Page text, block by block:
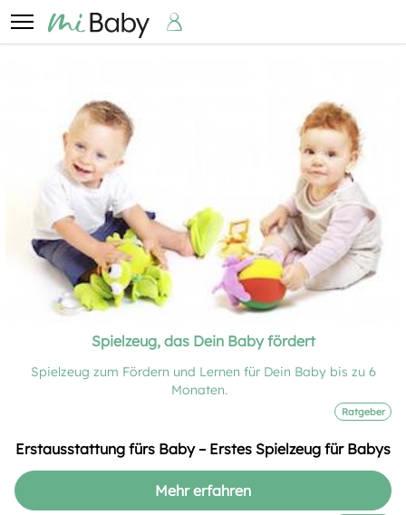
Spielzeug, das Dein Baby fördert
Spielzeug zum Fördern und Lernen für Dein Baby bis zu 6
Monaten.
Ratgeber
Erstausstattung fürs Baby – Erstes Spielzeug für Babys
Mehr erfahren